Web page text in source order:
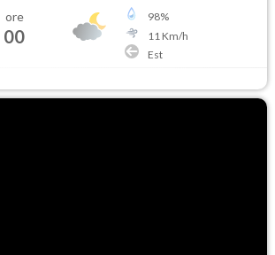
ore
00
98%
11 Km/h
Est